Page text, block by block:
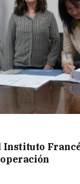
Instituto